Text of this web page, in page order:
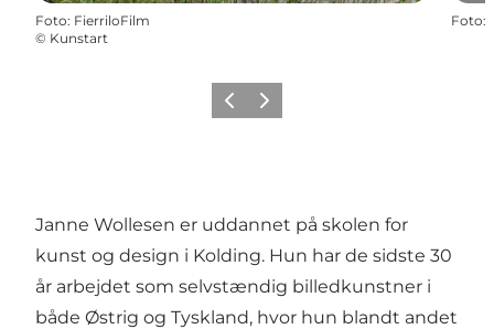
Foto: FierriloFilm
© Kunstart
Foto:
ForrigeNæste
Janne Wollesen er uddannet på skolen for
kunst og design i Kolding. Hun har de sidste 30
år arbejdet som selvstændig billedkunstner i
både Østrig og Tyskland, hvor hun blandt andet